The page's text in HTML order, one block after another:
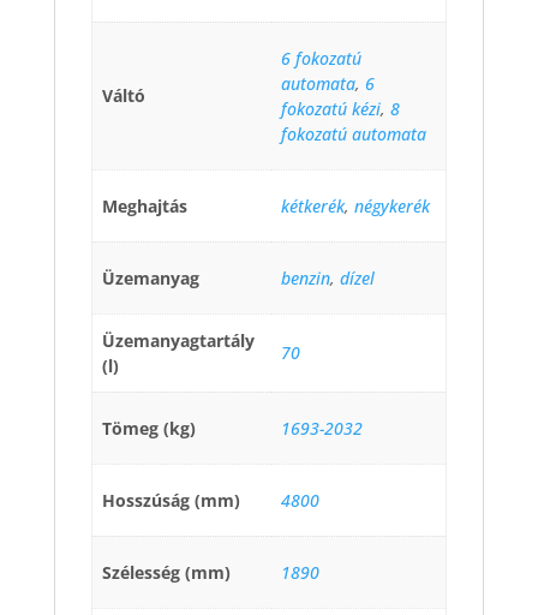
Váltó
6 fokozatú
automata, 6
fokozatú kézi, 8
fokozatú automata
Meghajtás kétkerék, négykerék
Üzemanyag benzin, dízel
Üzemanyagtartály
(l)
70
Tömeg (kg) 1693-2032
Hosszúság (mm) 4800
Szélesség (mm) 1890